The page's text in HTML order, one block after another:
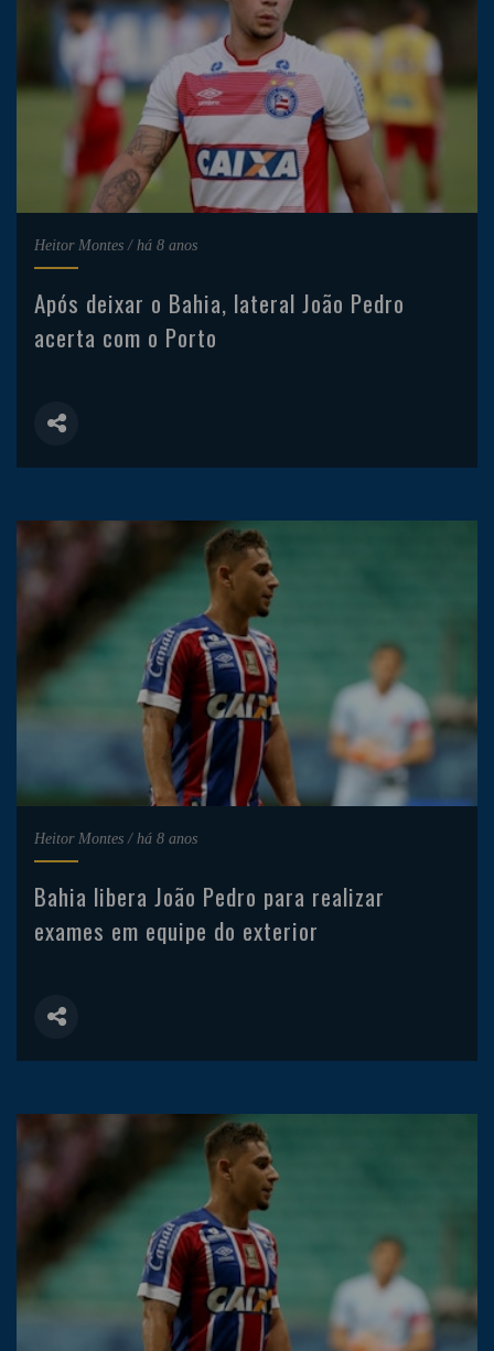
Heitor Montes / há 8 anos
Após deixar o Bahia, lateral João Pedro
acerta com o Porto
Heitor Montes / há 8 anos
Bahia libera João Pedro para realizar
exames em equipe do exterior